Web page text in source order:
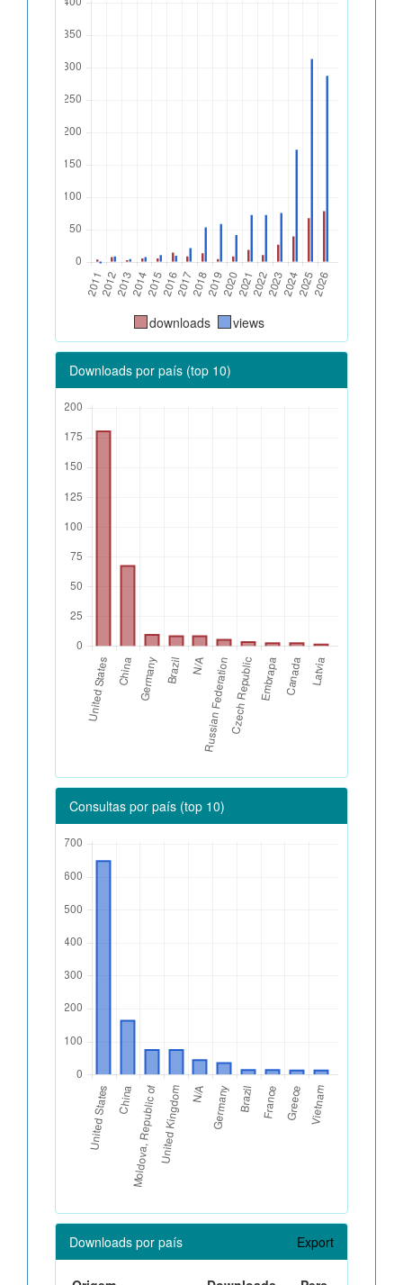
downloads views
Downloads por país (top 10)
Consultas por país (top 10)
Downloads por país Export